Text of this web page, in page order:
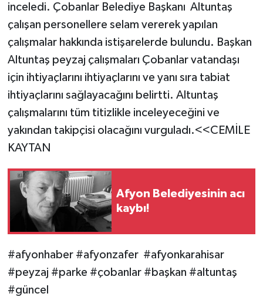
inceledi. Çobanlar Belediye Başkanı Altuntaş
çalışan personellere selam vererek yapılan
çalışmalar hakkında istişarelerde bulundu. Başkan
Altuntaş peyzaj çalışmaları Çobanlar vatandaşı
için ihtiyaçlarını ihtiyaçlarını ve yanı sıra tabiat
ihtiyaçlarını sağlayacağını belirtti. Altuntaş
çalışmalarını tüm titizlikle inceleyeceğini ve
yakından takipçisi olacağını vurguladı.<<CEMİLE
KAYTAN
Afyon Belediyesinin acı
kaybı!
#afyonhaber #afyonzafer #afyonkarahisar
#peyzaj #parke #çobanlar #başkan #altuntaş
#güncel